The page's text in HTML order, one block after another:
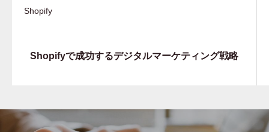
Shopify
Shopifyで成功するデジタルマーケティング戦略